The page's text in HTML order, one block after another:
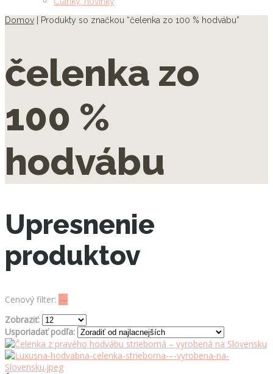
Domov | Produkty so značkou “čelenka zo 100 % hodvábu”
čelenka zo
100 %
hodvábu
Upresnenie
produktov
Cenový filter: —
Zobraziť:
Usporiadať podľa: